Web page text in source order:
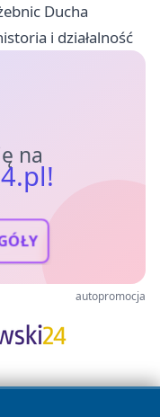
Ducha
i działalność
na
autopromocja